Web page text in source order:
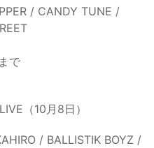
/ CANDY TUNE /
で
（10月8日）
/ BALLISTIK BOYZ /